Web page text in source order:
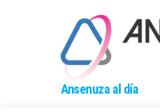
Ansenuza al día